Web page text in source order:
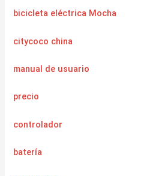
bicicleta eléctrica Mocha
citycoco china
manual de usuario
precio
controlador
batería